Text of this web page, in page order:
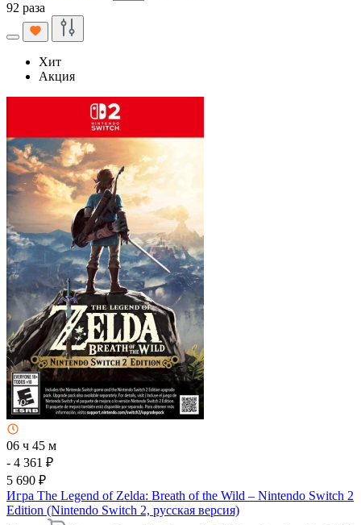
92 раза
Хит
Акция
06 ч 45 м
- 4 361 ₽
5 690 ₽
Игра The Legend of Zelda: Breath of the Wild – Nintendo Switch 2
Edition (Nintendo Switch 2, русская версия)